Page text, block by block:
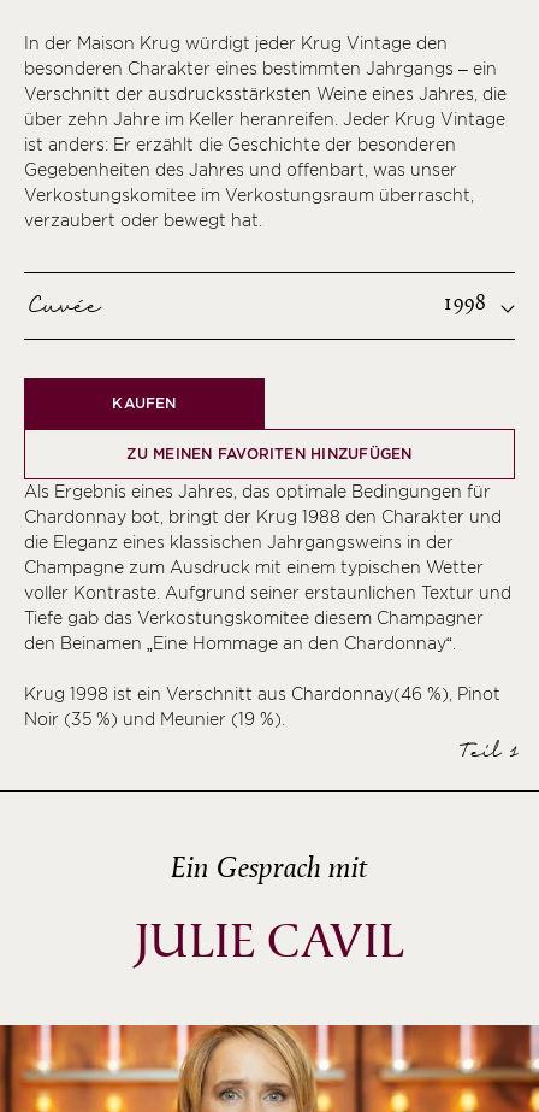
In der Maison Krug würdigt jeder Krug Vintage den
besonderen Charakter eines bestimmten Jahrgangs – ein
Verschnitt der ausdrucksstärksten Weine eines Jahres, die
über zehn Jahre im Keller heranreifen. Jeder Krug Vintage
ist anders: Er erzählt die Geschichte der besonderen
Gegebenheiten des Jahres und offenbart, was unser
Verkostungskomitee im Verkostungsraum überrascht,
verzaubert oder bewegt hat.
Cuvée 1998
KAUFEN
ZU MEINEN FAVORITEN HINZUFÜGEN
Als Ergebnis eines Jahres, das optimale Bedingungen für
Chardonnay bot, bringt der Krug 1988 den Charakter und
die Eleganz eines klassischen Jahrgangsweins in der
Champagne zum Ausdruck mit einem typischen Wetter
voller Kontraste. Aufgrund seiner erstaunlichen Textur und
Tiefe gab das Verkostungskomitee diesem Champagner
den Beinamen „Eine Hommage an den Chardonnay“.
Krug 1998 ist ein Verschnitt aus Chardonnay(46 %), Pinot
Noir (35 %) und Meunier (19 %).
Teil 1
Ein Gesprach mit
JULIE CAVIL